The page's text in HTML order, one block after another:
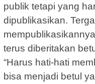
publik tetapi yang
dipublikasikan.
terus diberitakan
“Harus hati-hati
bisa menjadi betul